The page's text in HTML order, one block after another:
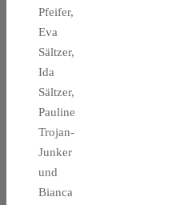
Pfeifer,
Eva
Sältzer,
Ida
Sältzer,
Pauline
Trojan-
Junker
und
Bianca